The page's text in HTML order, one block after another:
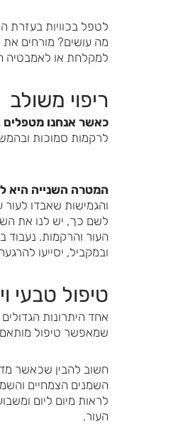
לטפל בכוויות בעזרת
מה עושים? מורחים
למקלחת או לאמבטיה
ריפוי משולב
כאשר אנחנו מטפלים
לרקמות סמוכות
המטרה השנייה היא
והגמישות שאבדו
לשם כך, יש לנו את
העור והרקמות. נעבוד
ובמקביל, יסייעו
טיפול טבעי
אחד היתרונות
שמאפשר טיפול מותאם
חשוב להבין שכאשר
השמנים הצמחיים
לראות מיום ליום
העור.